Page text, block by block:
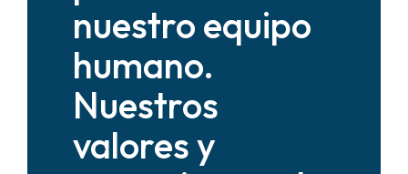
nuestro equipo
humano.
Nuestros
valores y